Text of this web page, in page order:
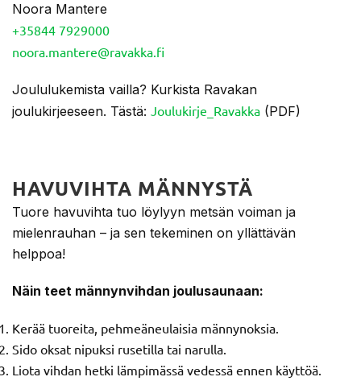
Noora Mantere
+35844 7929000
noora.mantere@ravakka.fi
Joululukemista vailla? Kurkista Ravakan
joulukirjeeseen. Tästä: Joulukirje_Ravakka (PDF)
HAVUVIHTA MÄNNYSTÄ
Tuore havuvihta tuo löylyyn metsän voiman ja
mielenrauhan – ja sen tekeminen on yllättävän
helppoa!
Näin teet männynvihdan joulusaunaan:
Kerää tuoreita, pehmeäneulaisia männynoksia.
Sido oksat nipuksi rusetilla tai narulla.
Liota vihdan hetki lämpimässä vedessä ennen käyttöä.